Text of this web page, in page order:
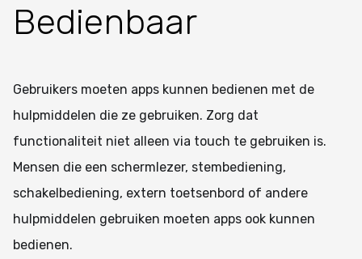
Bedienbaar
Gebruikers moeten apps kunnen bedienen met de
hulpmiddelen die ze gebruiken. Zorg dat
functionaliteit niet alleen via touch te gebruiken is.
Mensen die een schermlezer, stembediening,
schakelbediening, extern toetsenbord of andere
hulpmiddelen gebruiken moeten apps ook kunnen
bedienen.